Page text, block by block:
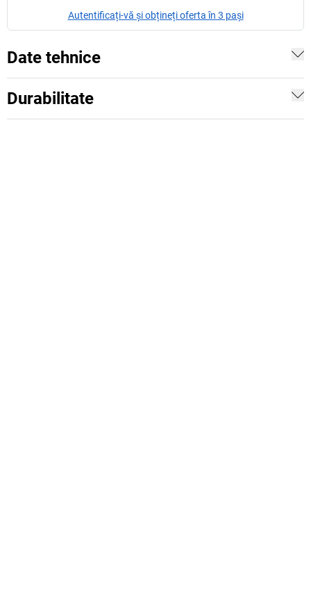
Autentificați-vă și obțineți oferta în 3 pași
Date tehnice
Durabilitate